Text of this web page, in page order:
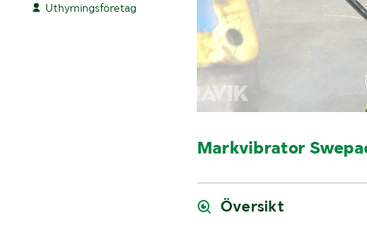
Uthyrningsföretag
Markvibrator
Översikt